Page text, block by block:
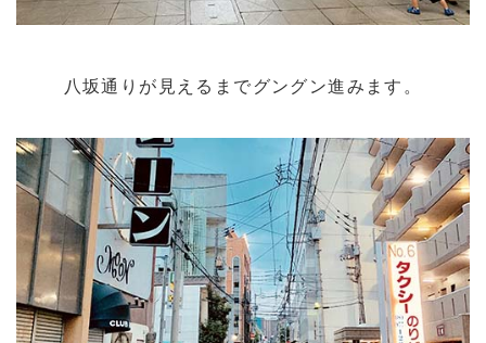
八坂通りが見えるまでグングン進みます。